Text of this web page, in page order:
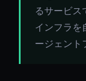
るサービス
インフラを
ージェント